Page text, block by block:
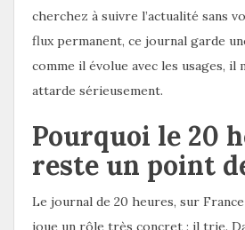
cherchez à suivre l’actualité sans
flux permanent, ce journal garde
comme il évolue avec les usages, il
attarde sérieusement.
Pourquoi le 20
reste un point
Le journal de 20 heures, sur
joue un rôle très concret : il trie.